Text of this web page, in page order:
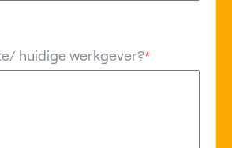
huidige werkgever?*